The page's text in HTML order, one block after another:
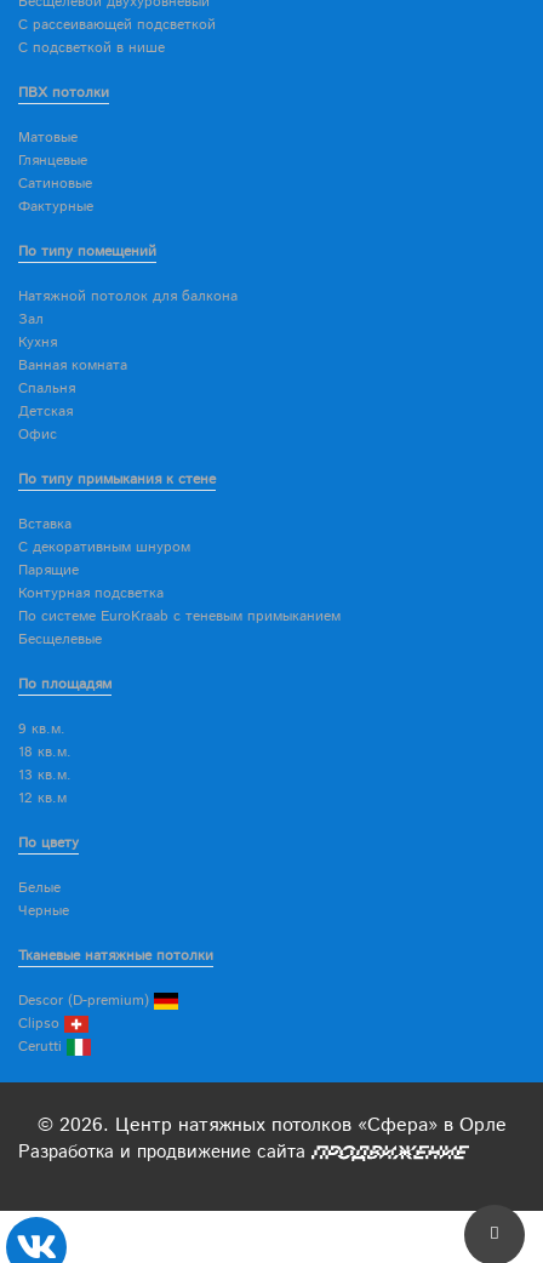
С рассеивающей подсветкой
С подсветкой в нише
ПВХ потолки
Матовые
Глянцевые
Сатиновые
Фактурные
По типу помещений
Натяжной потолок для балкона
Зал
Кухня
Ванная комната
Спальня
Детская
Офис
По типу примыкания к стене
Вставка
С декоративным шнуром
Парящие
Контурная подсветка
По системе EuroKraab с теневым примыканием
Бесщелевые
По площадям
9 кв.м.
18 кв.м.
13 кв.м.
12 кв.м
По цвету
Белые
Черные
Тканевые натяжные потолки
Descor (D-premium)
Clipso
Cerutti
© 2026. Центр натяжных потолков «Сфера» в Орле
Разработка и продвижение сайта